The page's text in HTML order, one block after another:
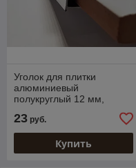
Уголок для плитки
алюминиевый
полукруглый 12 мм,
(полированный) 270 см
23 руб.
Купить